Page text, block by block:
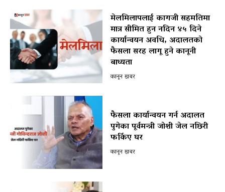
मेलमिलापलाई कागजी सहमतिमा
मात्र सीमित हुन नदिन ४५ दिने
कार्यान्वयन अवधि, अदालतको
फैसला सरह लागू हुने कानूनी
बाध्यता
कानून खबर
फैसला कार्यान्वयन गर्न अदालत
पुगेका पूर्वमन्त्री जोशी जेल नछिरी
फर्किए घर
कानून खबर